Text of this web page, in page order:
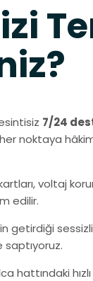
7/24
noktaya
voltaj
edilir.
getirdiği
saptıyoruz.
hattındaki